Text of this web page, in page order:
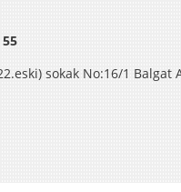
sokak No:16/1 Balgat